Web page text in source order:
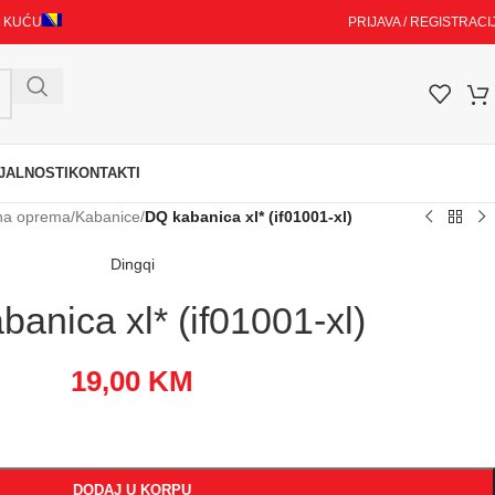
KUĆU PRIJAVA /
KONTAKTI
oprema/Kabanice/DQ kabanica xl* (if01001-xl)
Dingqi
xl* (if01001-xl)
19,00 KM
DODAJ U KORPU